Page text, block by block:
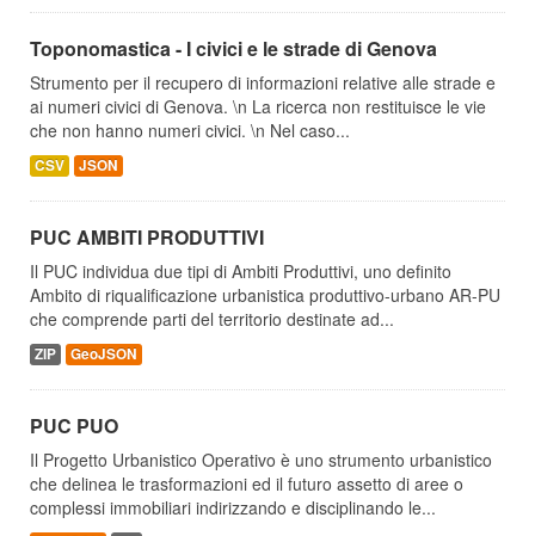
Toponomastica - I civici e le strade di Genova
Strumento per il recupero di informazioni relative alle strade e
ai numeri civici di Genova. \n La ricerca non restituisce le vie
che non hanno numeri civici. \n Nel caso...
CSV JSON
PUC AMBITI PRODUTTIVI
Il PUC individua due tipi di Ambiti Produttivi, uno definito
Ambito di riqualificazione urbanistica produttivo-urbano AR-PU
che comprende parti del territorio destinate ad...
ZIP GeoJSON
PUC PUO
Il Progetto Urbanistico Operativo è uno strumento urbanistico
che delinea le trasformazioni ed il futuro assetto di aree o
complessi immobiliari indirizzando e disciplinando le...